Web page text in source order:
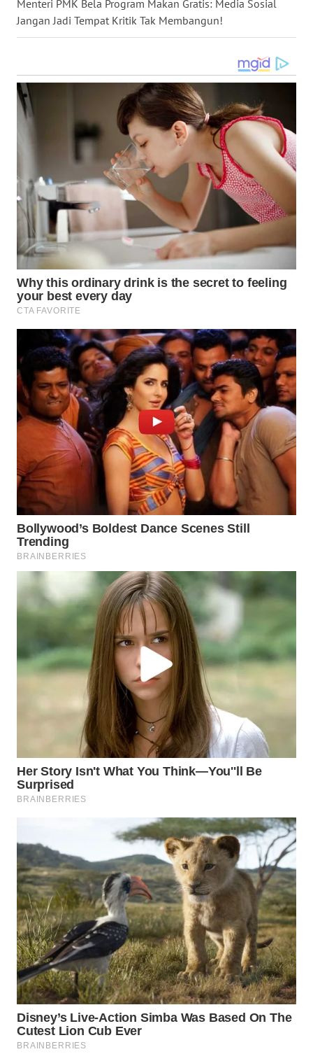
Menteri PMK Bela Program Makan Gratis: Media Sosial
Jangan Jadi Tempat Kritik Tak Membangun!
WN
MALUKU
WN
MALUT
WN
DANAU
TOBA
WN
NIAS
WN
LANGKAT
WN
TAPANULI
SELATAN
WN
TANJUNG
LESUNG
WN
KARO
WN
SIMALUNGUN
LABUHANBATU
TAPANULI
TENGAH
WN
TEBING
TINGGI
PAKPAK
WN
KARAWANG
WN
BEKASI
WN
BOGOR
WN
DEPOK